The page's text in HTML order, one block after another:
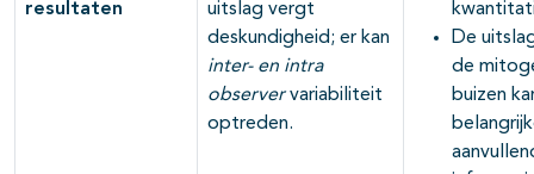
resultaten
uitslag vergt
deskundigheid; er kan
inter- en intra
observervariabiliteit
optreden.
De
de
buizen